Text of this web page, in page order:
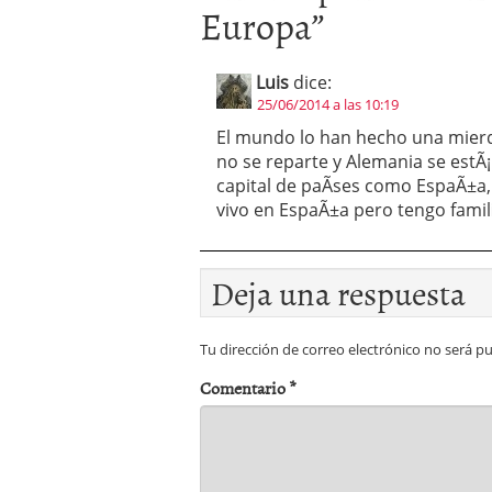
Europa”
Luis dice:
25/06/2014 a las 10:19
El mundo lo han hecho una
no se reparte y Alemania se
capital de paÃ­ses como
vivo en EspaÃ±a pero tengo
Deja una respuesta
Tu dirección de correo electrónico no será
Comentario*